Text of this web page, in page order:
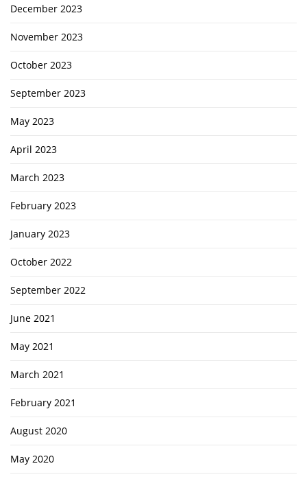
December 2023
November 2023
October 2023
September 2023
May 2023
April 2023
March 2023
February 2023
January 2023
October 2022
September 2022
June 2021
May 2021
March 2021
February 2021
August 2020
May 2020